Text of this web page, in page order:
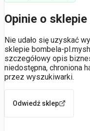
Opinie o sklepie
Nie udało się uzyskać
sklepie bombela-
szczegółowy opis
niedostępna, chroniona
przez wyszukiwarki.
Odwiedź sklep